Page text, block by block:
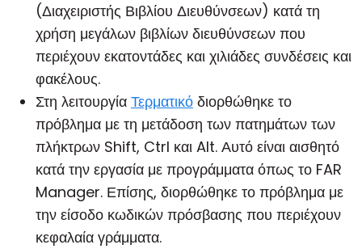
(Διαχειριστής Βιβλίου Διευθύνσεων) κατά τη
χρήση μεγάλων βιβλίων διευθύνσεων που
περιέχουν εκατοντάδες και χιλιάδες συνδέσεις και
φακέλους.
Στη λειτουργία Τερματικό διορθώθηκε το
πρόβλημα με τη μετάδοση των πατημάτων των
πλήκτρων Shift, Ctrl και Alt. Αυτό είναι αισθητό
κατά την εργασία με προγράμματα όπως το FAR
Manager. Επίσης, διορθώθηκε το πρόβλημα με
την είσοδο κωδικών πρόσβασης που περιέχουν
κεφαλαία γράμματα.